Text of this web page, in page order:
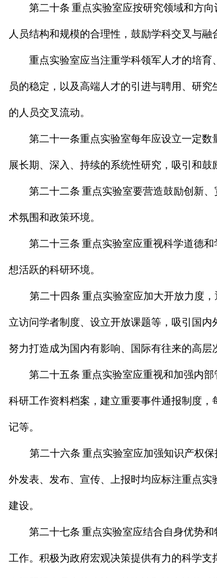
第二十条 重点实验室应按研究领域和方
人员结构和规模的合理性，鼓励学科交叉与融
重点实验室应当注重学科领军人才的培育
员的稳定，以及高端人才的引进与聘用、研
的人员交叉流动。
第二十一条重点实验室每年应设立一定
展长期、深入、持续的系统性研究，吸引和
第二十二条 重点实验室要营造鼓励创新
术氛围和政策环境。
第二十三条 重点实验室应重视科学道德
想活跃的科研环境。
第二十四条 重点实验室应加大开放力度
立访问学者制度、设立开放课题等，吸引国
努力打造成为国内有影响、国际有往来的高
第二十五条 重点实验室应重视和加强内
科研工作资料档案，建立重要事件通报制度
记等。
第二十六条 重点实验室应加强知识产权
外发表、发布、宣传、上报时均应标注重点
建设。
第二十七条 重点实验室应结合自身优势
工作。积极为政府宏观决策提供有力的科学